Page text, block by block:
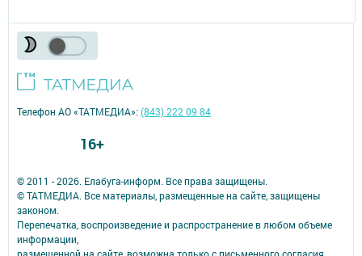
© 2011 - 2026. Елабуга-информ. Все права защищены.
© ТАТМЕДИА. Все материалы, размещенные на сайте, защищены
законом.
Перепечатка, воспроизведение и распространение в любом объеме
информации,
Телефон АО «ТАТМЕДИА»:(843) 222 09 84
16+